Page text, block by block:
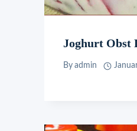
Joghurt Obst
By admin